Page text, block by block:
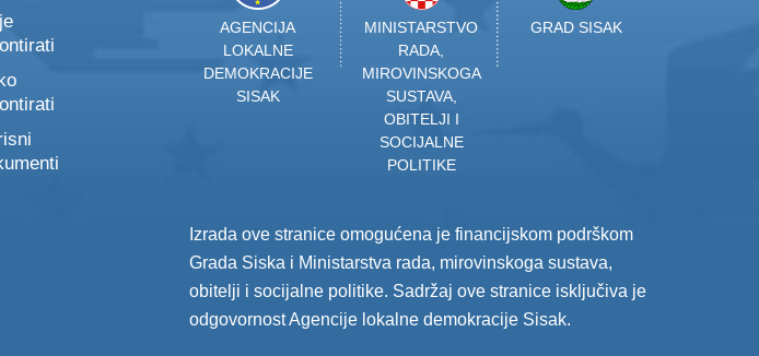
AGENCIJA
LOKALNE
DEMOKRACIJE
SISAK
MINISTARSTVO
RADA,
MIROVINSKOGA
SUSTAVA,
OBITELJI I
SOCIJALNE
POLITIKE
GRAD SISAK
Izrada ove stranice omogućena je financijskom podrškom
Grada Siska i Ministarstva rada, mirovinskoga sustava,
obitelji i socijalne politike. Sadržaj ove stranice isključiva je
odgovornost Agencije lokalne demokracije Sisak.